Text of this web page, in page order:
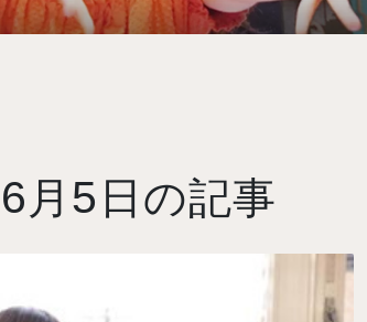
6 月 5 日の記事